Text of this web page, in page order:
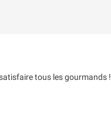
tous les gourmands !